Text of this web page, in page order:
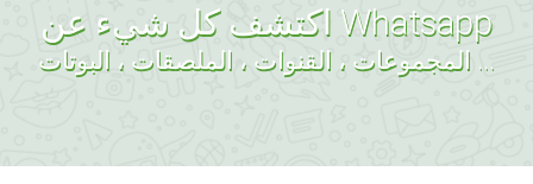
اكتشف كل شيء عن Whatsapp
المجموعات ، القنوات ، الملصقات ، البوتات ...